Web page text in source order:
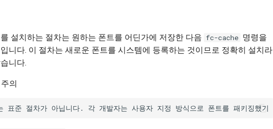
설치하는 절차는 원하는 폰트를 어딘가에 저장한 다음 fc-cache 명령을
니다. 이 절차는 새로운 폰트를 시스템에 등록하는 것이므로 정확히 설치라
니다.
의